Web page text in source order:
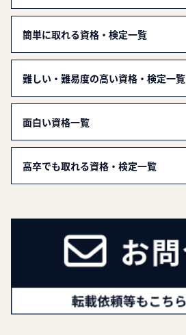
簡単に取れる資格・検定一覧
難しい・難易度の高い資格・検定一覧
面白い資格一覧
高卒でも取れる資格・検定一覧